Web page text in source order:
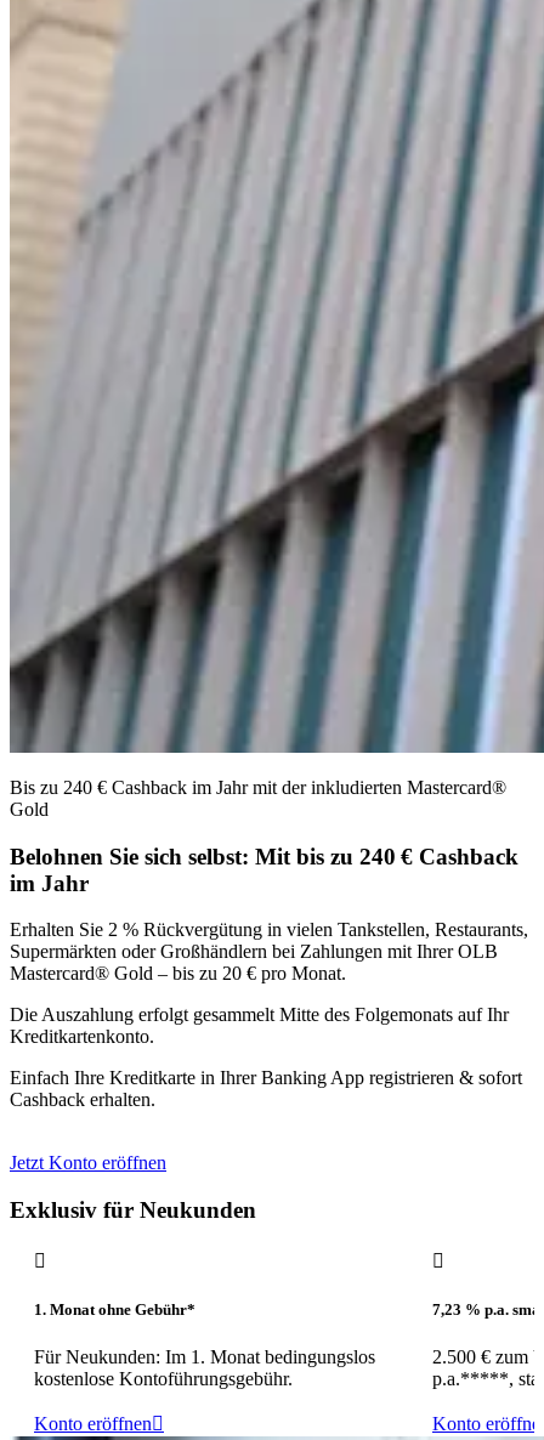
Bis zu 240 € Cashback im Jahr mit der inkludierten Mastercard®
Gold
Belohnen Sie sich selbst: Mit bis zu 240 € Cashback
im Jahr
Erhalten Sie 2 % Rückvergütung in vielen Tankstellen, Restaurants,
Supermärkten oder Großhändlern bei Zahlungen mit Ihrer OLB
Mastercard® Gold – bis zu 20 € pro Monat.
Die Auszahlung erfolgt gesammelt Mitte des Folgemonats auf Ihr
Kreditkartenkonto.
Einfach Ihre Kreditkarte in Ihrer Banking App registrieren & sofort
Cashback erhalten.
Jetzt Konto eröffnen
Exklusiv für Neukunden

1. Monat ohne Gebühr*
Für Neukunden: Im 1. Monat bedingungslos
kostenlose Kontoführungsgebühr.
Konto eröffnen

7,23 % p.a.
2.500 € zum
p.a.*****,
Konto